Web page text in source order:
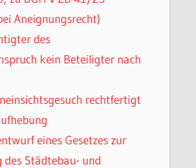
Aneignungsrecht)
des
kein Beteiligter nach
rechtfertigt
eines Gesetzes zur
des Städtebau- und